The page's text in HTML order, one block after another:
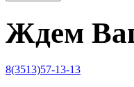
Ждем
8(3513)57-13-13